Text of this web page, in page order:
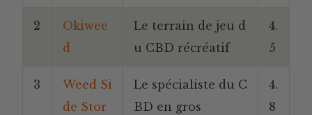
2
Okiwee
d
Le terrain de jeu d
u CBD récréatif
4.
5
3
Weed Si
de Stor
Le spécialiste du C
BD en gros
4.
8